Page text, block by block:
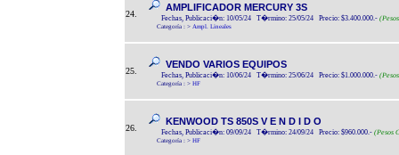
24.
AMPLIFICADOR MERCURY 3S
Fechas, Publicaci�n: 10/05/24 T�rmino: 25/05/24 Precio: $3.400.000.-
Categoría : > Ampl. Lineales
25.
VENDO VARIOS EQUIPOS
Fechas, Publicaci�n: 10/06/24 T�rmino: 25/06/24 Precio: $1.000.000.-
Categoría : > HF
26.
KENWOOD TS 850S V E N D I D O
Fechas, Publicaci�n: 09/09/24 T�rmino: 24/09/24 Precio: $960.000.- (Pesos
Categoría : > HF